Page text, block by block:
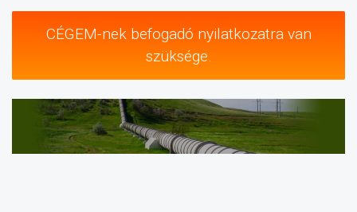
CÉGEM-nek befogadó nyilatkozatra van
szüksége.